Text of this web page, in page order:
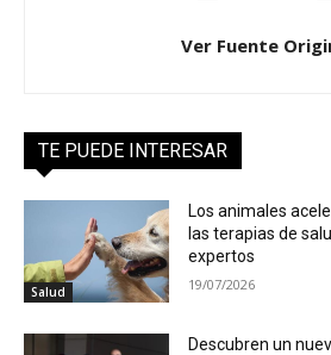
Ver Fuente
TE PUEDE INTERESAR
Salud
Los animales
las terapias de
expertos
19/07/2026
Descubren un